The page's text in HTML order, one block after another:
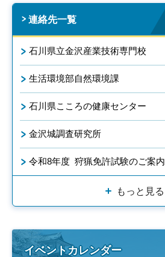
連絡先一覧
石川県立金沢産業技術専門校
生活環境部自然環境課
石川県こころの健康センター
金沢城調査研究所
令和8年度 狩猟免許試験のご案内
もっと見る
イベントカレンダー